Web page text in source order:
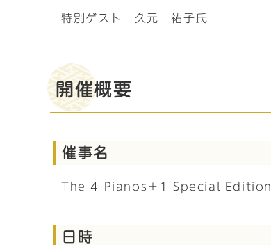
特別ゲスト 久元 祐子氏
開催概要
催事名
The 4 Pianos＋1 Special Edition
日時